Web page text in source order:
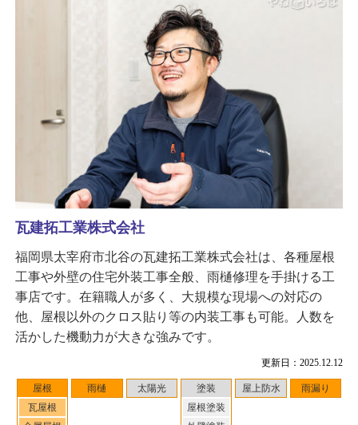
更新日：2025.12.12
屋根
瓦屋根
雨樋 太陽光
塗装
屋根塗装
屋上防水 雨漏り
瓦建拓工業株式会社
福岡県太宰府市北谷の瓦建拓工業株式会社は、各種屋根
工事や外壁の住宅外装工事全般、雨樋修理を手掛ける工
事店です。在籍職人が多く、大規模な現場への対応の
他、屋根以外のクロス貼り等の内装工事も可能。人数を
活かした機動力が大きな強みです。